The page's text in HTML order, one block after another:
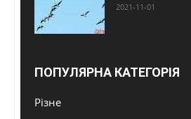
2021-11-01
ПОПУЛЯРНА КАТЕГОРІЯ
Різне